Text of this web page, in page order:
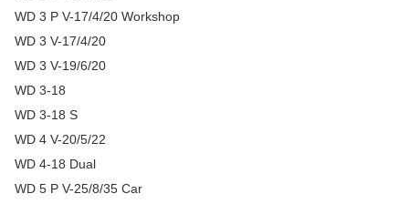
WD 3 P V-17/4/20 Workshop
WD 3 V-17/4/20
WD 3 V-19/6/20
WD 3-18
WD 3-18 S
WD 4 V-20/5/22
WD 4-18 Dual
WD 5 P V-25/8/35 Car